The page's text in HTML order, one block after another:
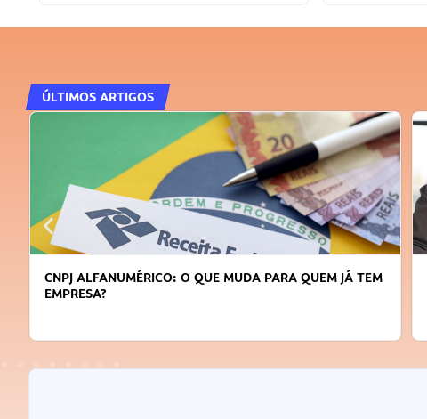
ÚLTIMOS ARTIGOS
CNPJ ALFANUMÉRICO: O QUE MUDA PARA QUEM JÁ TEM
EMPRESA?